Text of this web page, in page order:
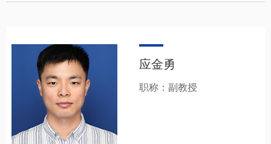
应金勇
职称：副教授